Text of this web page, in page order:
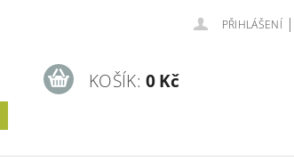
PŘIHLÁŠENÍ |
KOŠÍK: 0 Kč